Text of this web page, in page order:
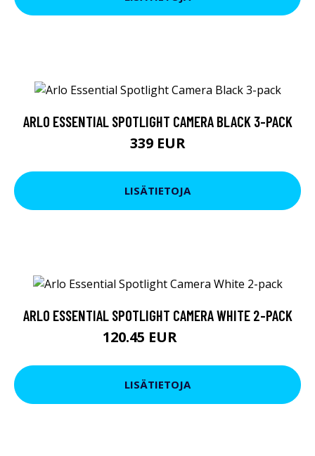
ARLO ESSENTIAL SPOTLIGHT CAMERA BLACK 3-PACK
339 EUR
LISÄTIETOJA
ARLO ESSENTIAL SPOTLIGHT CAMERA WHITE 2-PACK
120.45 EUR
LISÄTIETOJA